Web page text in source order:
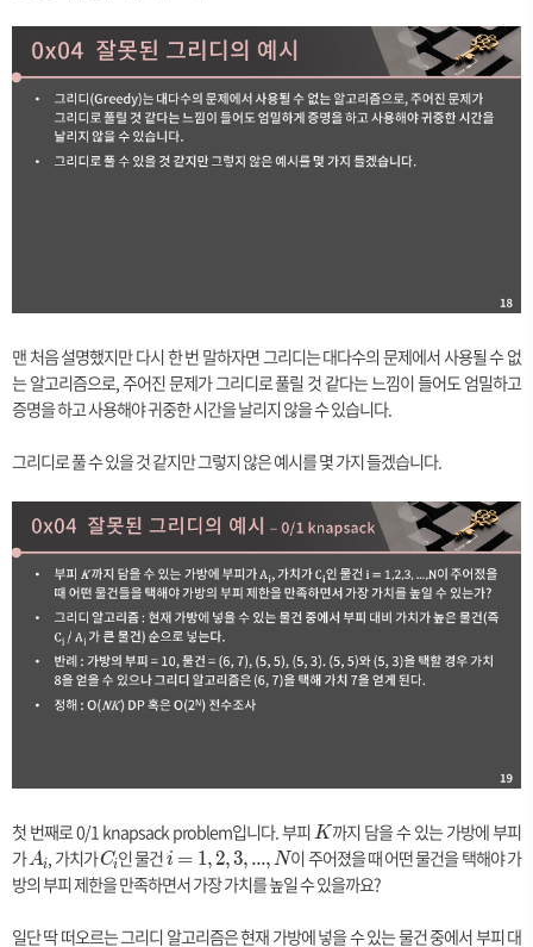
A]
\t
i
m
es
A
맨 처음 설명했지만 다시 한 번 말하자면 그리디는 대다수의 문제에서 사용될 수 없
는 알고리즘으로, 주어진 문제가 그리디로 풀릴 것 같다는 느낌이 들어도 엄밀하고
증명을 하고 사용해야 귀중한 시간을 날리지 않을 수 있습니다.
그리디로 풀 수 있을 것 같지만 그렇지 않은 예시를 몇 가지 들겠습니다.
첫 번째로 0/1 knapsack problem입니다. 부피K
K까지 담을 수 있는 가방에 부피
가A
_i
Ai, 가치가C
_
Ci인 물건i
=
2,
i = 1,2,3, ..., N이 주어졌을 때 어떤 물건을 택해야 가
방의 부피 제한을 만족하면서 가장 가치를 높일 수 있을까요?
일단 딱 떠오르는 그리디 알고리즘은 현재 가방에 넣을 수 있는 물건 중에서 부피 대